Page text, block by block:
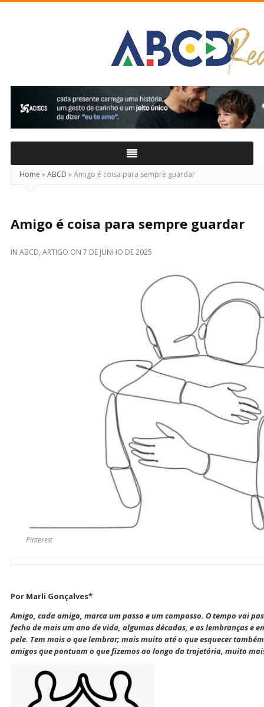
Home »ABCD »Amigo é coisa para sempre guardar
Amigo é coisa para sempre guardar
IN ABCD, ARTIGO ON 7 DE JUNHO DE 2025
Pinterest
Por Marli Gonçalves*
Amigo, cada amigo, marca um passo e um compasso. O tempo vai
fecho de mais um ano de vida, algumas décadas, e as lembranças e
pele. Tem mais o que lembrar; mais muito até o que esquecer
amigos que pontuam o que fizemos ao longo da trajetória, muito